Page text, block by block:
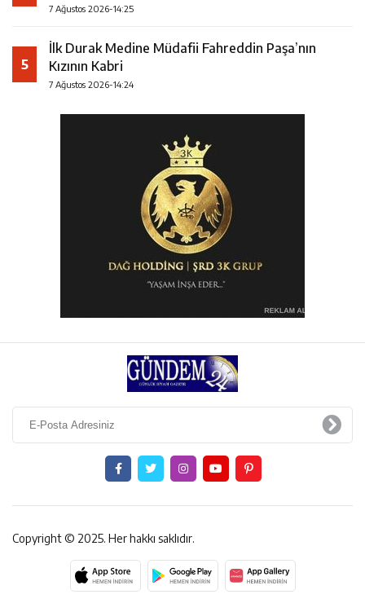
7 Ağustos 2026-14:25
5
İlk Durak Medine Müdafii Fahreddin Paşa’nın
Kızının Kabri
7 Ağustos 2026-14:24
Copyright © 2025. Her hakkı saklıdır.